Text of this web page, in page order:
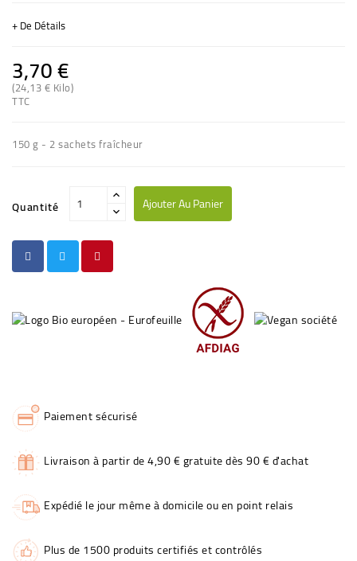
+ De Détails
3,70 €
(24,13 € Kilo)
TTC
150 g - 2 sachets fraîcheur
Quantité Ajouter Au Panier
Paiement sécurisé
Livraison à partir de 4,90 € gratuite dès 90 € d'achat
Expédié le jour même à domicile ou en point relais
Plus de 1500 produits certifiés et contrôlés